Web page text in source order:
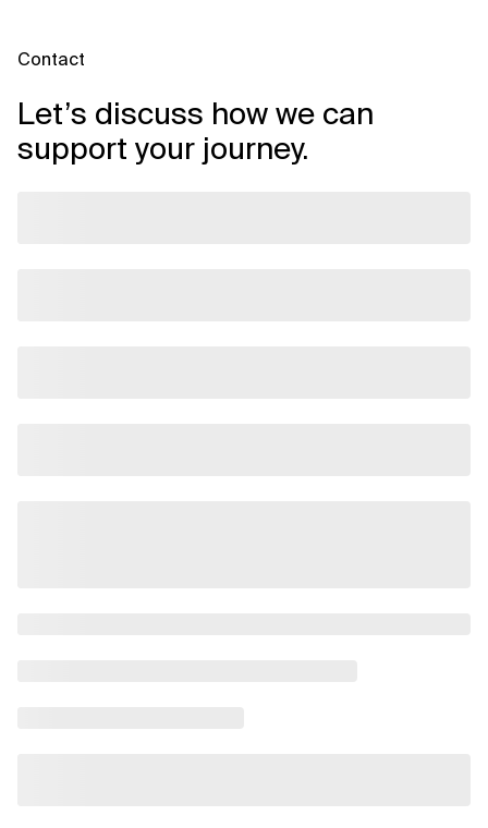
Contact
Let’s discuss how we can
support your journey.